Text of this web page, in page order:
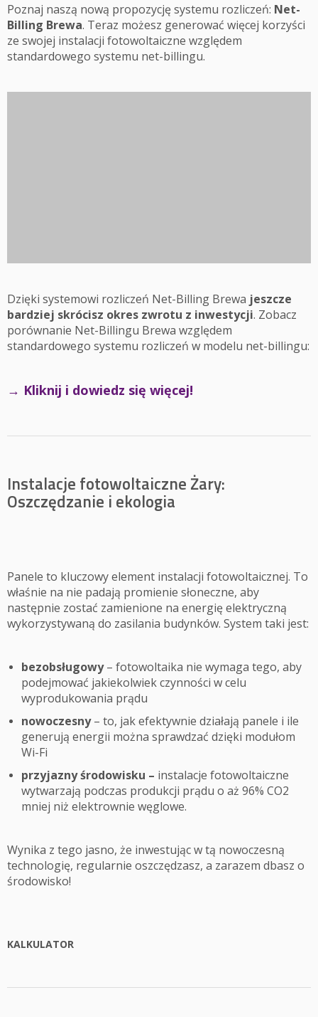
Poznaj naszą nową propozycję systemu rozliczeń: Net-
Billing Brewa. Teraz możesz generować więcej korzyści
ze swojej instalacji fotowoltaiczne względem
standardowego systemu net-billingu.
Dzięki systemowi rozliczeń Net-Billing Brewa jeszcze
bardziej skrócisz okres zwrotu z inwestycji. Zobacz
porównanie Net-Billingu Brewa względem
standardowego systemu rozliczeń w modelu net-billingu:
→ Kliknij i dowiedz się więcej!
Instalacje fotowoltaiczne Żary:
Oszczędzanie i ekologia
Panele to kluczowy element instalacji fotowoltaicznej. To
właśnie na nie padają promienie słoneczne, aby
następnie zostać zamienione na energię elektryczną
wykorzystywaną do zasilania budynków. System taki jest:
bezobsługowy– fotowoltaika nie wymaga tego, aby
podejmować jakiekolwiek czynności w celu
wyprodukowania prądu
nowoczesny– to, jak efektywnie działają panele i ile
generują energii można sprawdzać dzięki modułom
Wi-Fi
przyjazny środowisku – instalacje fotowoltaiczne
wytwarzają podczas produkcji prądu o aż 96% CO2
mniej niż elektrownie węglowe.
Wynika z tego jasno, że inwestując w tą nowoczesną
technologię, regularnie oszczędzasz, a zarazem dbasz o
środowisko!
KALKULATOR